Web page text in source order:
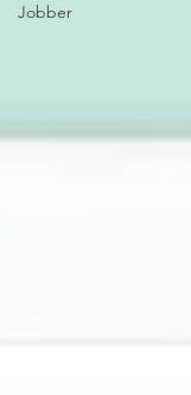
Jobber